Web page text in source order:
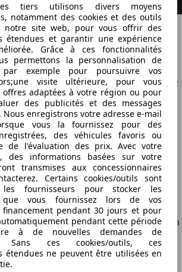
tiers utilisons divers moyens
notamment des cookies et des outils
notre site web, pour vous offrir des
étendues et garantir une expérience
Grâce à ces fonctionnalités
permettons la personnalisation de
exemple pour poursuivre vos
visite ultérieure, pour vous
offres adaptées à votre région ou pour
des publicités et des messages
Nous enregistrons votre adresse e-mail
vous la fournissez pour des
des véhicules favoris ou
de l'évaluation des prix. Avec votre
des informations basées sur votre
transmises aux concessionnaires
Certains cookies/outils sont
fournisseurs pour stocker les
que vous fournissez lors de vos
financement pendant 30 jours et pour
pendant cette période
à de nouvelles demandes de
Sans ces cookies/outils, ces
étendues ne peuvent être utilisées en
d’un rodage efficace
le rodage de la voiture à l’aide
diagnostic embarqués ou externes.
OBD2 permet de vérifier les codes
aux freins ou à la boîte de vitesses.
d’huile et de carburant
anomalies pendant le rodage.
moteur peut détecter des
mal ajustés ou de soupapes
vibrations permet d’identifier des
moteur ou la transmission.
après la période de rodage
pas à lui seul la durabilité d’un
doivent être adoptées pour en
vie. Une fois la phase de rodage
de respecter certaines